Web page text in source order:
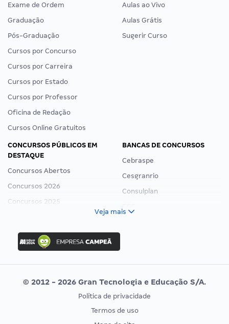
Exame de Ordem
Graduação
Pós-Graduação
Cursos por Concurso
Cursos por Carreira
Cursos por Estado
Cursos por Professor
Oficina de Redação
Cursos Online Gratuitos
Aulas ao Vivo
Aulas Grátis
Sugerir Curso
CONCURSOS PÚBLICOS EM
DESTAQUE
Concursos Abertos
Concursos 2026
Concursos 2025
Concurso Ibama
Concurso MPU
Editais publicados
BANCAS DE CONCURSOS
Cebraspe
Cesgranrio
Consulplan
Vunesp
CONCURSOS POR PROFISSÃO
EXAME DE ORDEM
Veja mais
© 2012 - 2026 Gran Tecnologia e Educação S/A.
Política de privacidade
Termos de uso